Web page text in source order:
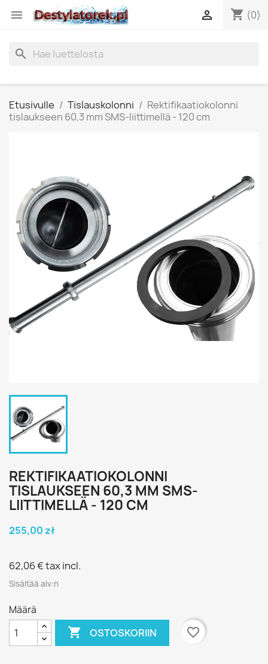
 shopping_cart (0)

search
Etusivulle Tislauskolonni
Rektifikaatiokolonni
tislaukseen 60,3 mm SMS-liittimellä - 120 cm
REKTIFIKAATIOKOLONNI
TISLAUKSEEN 60,3 MM SMS-
LIITTIMELLÄ - 120 CM
255,00 zł
62,06 €tax incl.
Sisältää alv:n
Määrä
 OSTOSKORIIN favorite_border